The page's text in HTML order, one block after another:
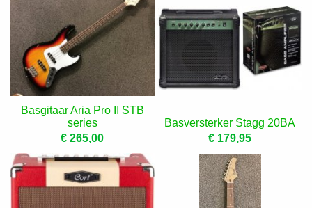
Basgitaar Aria Pro II STB
series
€ 265,00
Basversterker Stagg 20BA
€ 179,95